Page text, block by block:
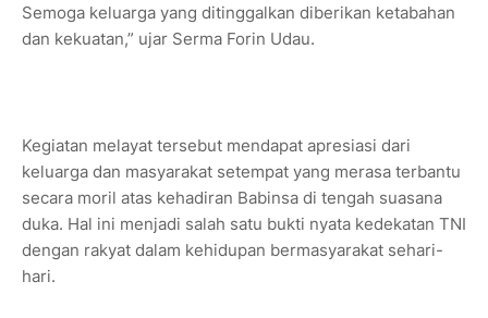
Semoga keluarga yang ditinggalkan diberikan ketabahan
dan kekuatan,” ujar Serma Forin Udau.
‎Kegiatan melayat tersebut mendapat apresiasi dari
keluarga dan masyarakat setempat yang merasa terbantu
secara moril atas kehadiran Babinsa di tengah suasana
duka. Hal ini menjadi salah satu bukti nyata kedekatan TNI
dengan rakyat dalam kehidupan bermasyarakat sehari-
hari.